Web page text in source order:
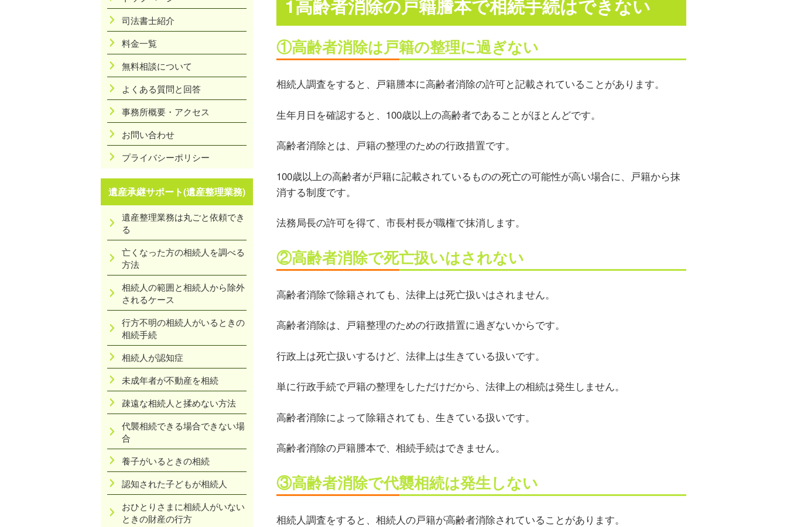
1高齢者消除の戸籍謄本で相続手続はできない
①高齢者消除は戸籍の整理に過ぎない
相続人調査をすると、戸籍謄本に高齢者消除の許可と記載されていることがあります。
生年月日を確認すると、100歳以上の高齢者であることがほとんどです。
高齢者消除とは、戸籍の整理のための行政措置です。
100歳以上の高齢者が戸籍に記載されているものの死亡の可能性が高い場合に、戸籍から抹
消する制度です。
法務局長の許可を得て、市長村長が職権で抹消します。
②高齢者消除で死亡扱いはされない
高齢者消除で除籍されても、法律上は死亡扱いはされません。
高齢者消除は、戸籍整理のための行政措置に過ぎないからです。
行政上は死亡扱いするけど、法律上は生きている扱いです。
単に行政手続で戸籍の整理をしただけだから、法律上の相続は発生しません。
高齢者消除によって除籍されても、生きている扱いです。
高齢者消除の戸籍謄本で、相続手続はできません。
③高齢者消除で代襲相続は発生しない
相続人調査をすると、相続人の戸籍が高齢者消除されていることがあります。
司法書士紹介
料金一覧
無料相談について
よくある質問と回答
事務所概要・アクセス
お問い合わせ
プライバシーポリシー
遺産承継サポート(遺産整理業務)
遺産整理業務は丸ごと依頼でき
る
亡くなった方の相続人を調べる
方法
相続人の範囲と相続人から除外
されるケース
行方不明の相続人がいるときの
相続手続
相続人が認知症
未成年者が不動産を相続
疎遠な相続人と揉めない方法
代襲相続できる場合できない場
合
養子がいるときの相続
認知された子どもが相続人
おひとりさまに相続人がいない
ときの財産の行方